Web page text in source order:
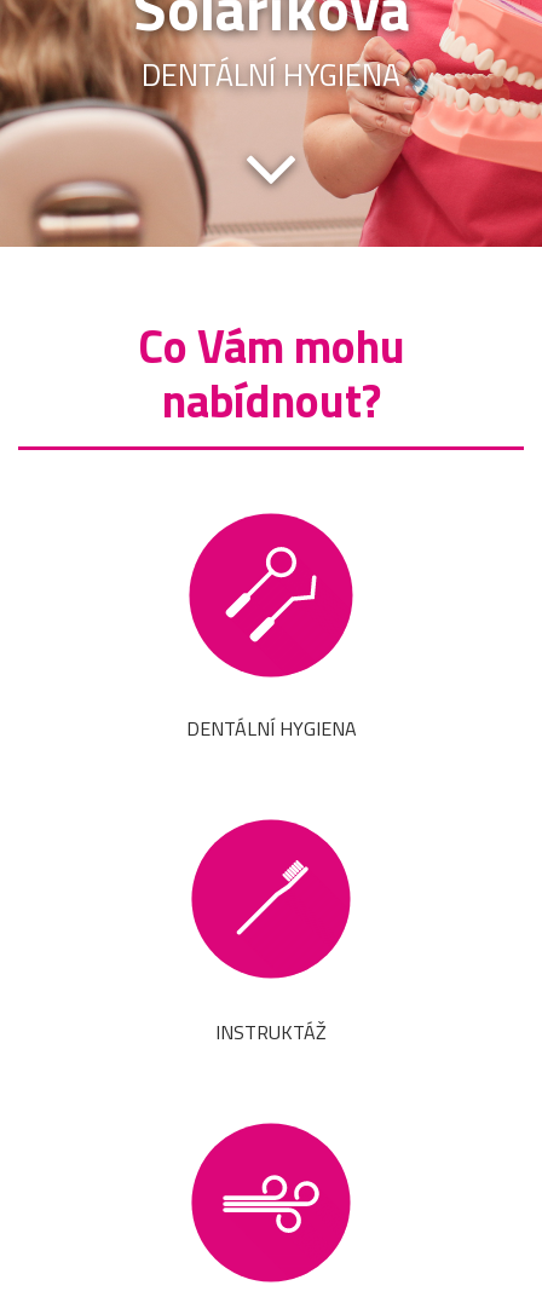
DENTÁLNÍ HYGIENA
Co Vám mohu
nabídnout?
DENTÁLNÍ HYGIENA
INSTRUKTÁŽ